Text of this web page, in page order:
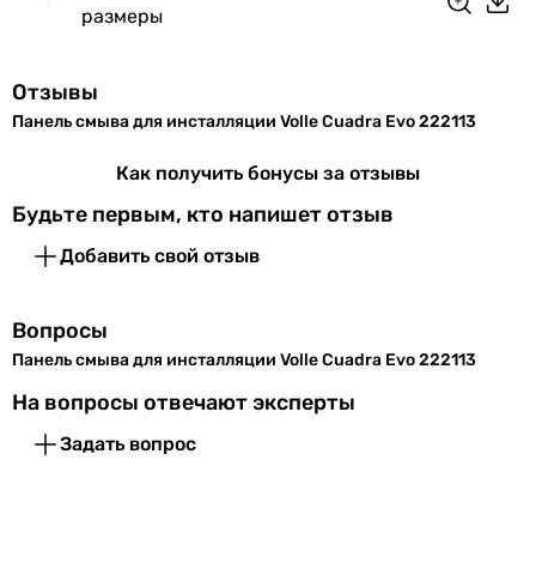
размеры
Отзывы
Панель смыва для инсталляции Volle Cuadra Evo 222113
Как получить бонусы за отзывы
Будьте первым, кто напишет отзыв
Добавить свой отзыв
Вопросы
Панель смыва для инсталляции Volle Cuadra Evo 222113
На вопросы отвечают эксперты
Задать вопрос